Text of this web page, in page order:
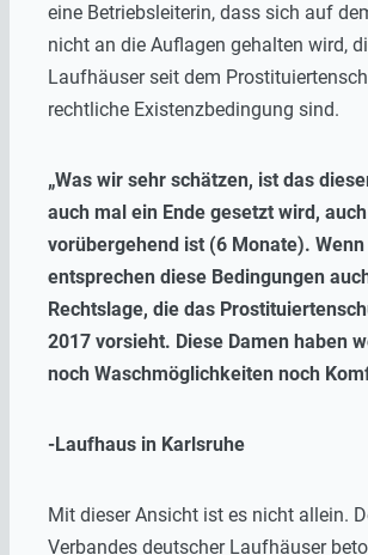
eine Betriebsleiterin, dass sich auf
nicht an die Auflagen gehalten wird,
Laufhäuser seit dem
rechtliche Existenzbedingung sind.
„Was wir sehr schätzen, ist das
auch mal ein Ende gesetzt wird,
vorübergehend ist (6 Monate).
entsprechen diese Bedingungen
Rechtslage, die das
2017 vorsieht. Diese Damen haben
noch Waschmöglichkeiten noch
-Laufhaus in Karlsruhe
Mit dieser Ansicht ist es nicht allein.
Verbandes deutscher Laufhäuser